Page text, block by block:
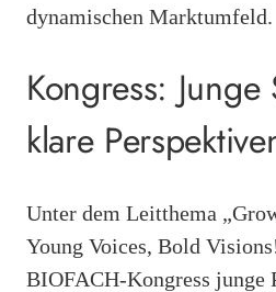
dynamischen Marktumfeld.
Kongress: Junge
klare
Unter dem Leitthema
Young Voices, Bold
BIOFACH-Kongress junge